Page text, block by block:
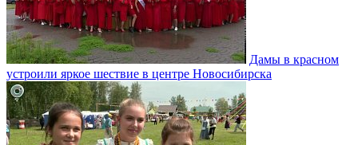
Дамы в красном
устроили яркое шествие в центре Новосибирска